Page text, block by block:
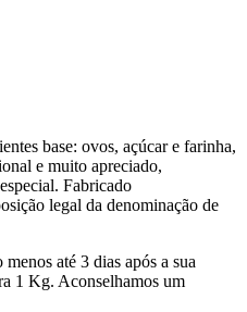
base: ovos, açúcar e farinha,
e muito apreciado,
Fabricado
legal da denominação de
até 3 dias após a sua
1 Kg. Aconselhamos um